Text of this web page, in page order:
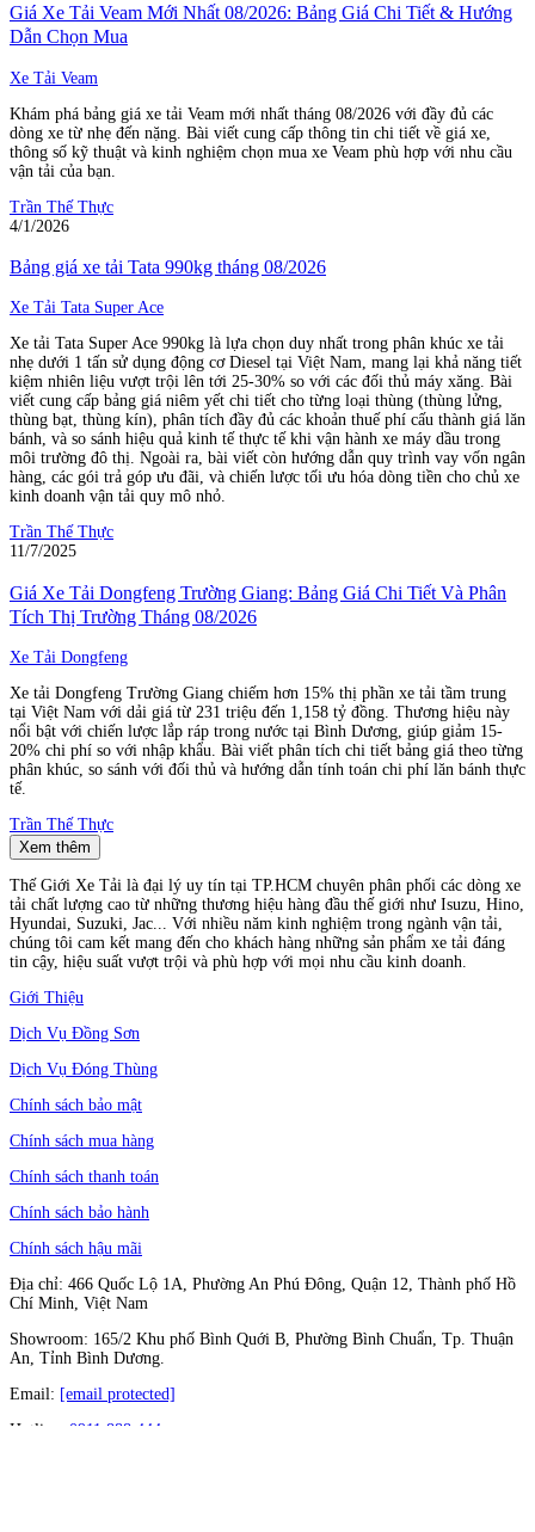
Giá Xe Tải Veam Mới Nhất 08/2026: Bảng Giá Chi Tiết & Hướng
Dẫn Chọn Mua
Xe Tải Veam
Khám phá bảng giá xe tải Veam mới nhất tháng 08/2026 với đầy đủ các
dòng xe từ nhẹ đến nặng. Bài viết cung cấp thông tin chi tiết về giá xe,
thông số kỹ thuật và kinh nghiệm chọn mua xe Veam phù hợp với nhu cầu
vận tải của bạn.
Trần Thế Thực
4/1/2026
Bảng giá xe tải Tata 990kg tháng 08/2026
Xe Tải Tata Super Ace
Xe tải Tata Super Ace 990kg là lựa chọn duy nhất trong phân khúc xe tải
nhẹ dưới 1 tấn sử dụng động cơ Diesel tại Việt Nam, mang lại khả năng tiết
kiệm nhiên liệu vượt trội lên tới 25-30% so với các đối thủ máy xăng. Bài
viết cung cấp bảng giá niêm yết chi tiết cho từng loại thùng (thùng lửng,
thùng bạt, thùng kín), phân tích đầy đủ các khoản thuế phí cấu thành giá lăn
bánh, và so sánh hiệu quả kinh tế thực tế khi vận hành xe máy dầu trong
môi trường đô thị. Ngoài ra, bài viết còn hướng dẫn quy trình vay vốn ngân
hàng, các gói trả góp ưu đãi, và chiến lược tối ưu hóa dòng tiền cho chủ xe
kinh doanh vận tải quy mô nhỏ.
Trần Thế Thực
11/7/2025
Giá Xe Tải Dongfeng Trường Giang: Bảng Giá Chi Tiết Và Phân
Tích Thị Trường Tháng 08/2026
Xe Tải Dongfeng
Xe tải Dongfeng Trường Giang chiếm hơn 15% thị phần xe tải tầm trung
tại Việt Nam với dải giá từ 231 triệu đến 1,158 tỷ đồng. Thương hiệu này
nổi bật với chiến lược lắp ráp trong nước tại Bình Dương, giúp giảm 15-
20% chi phí so với nhập khẩu. Bài viết phân tích chi tiết bảng giá theo từng
phân khúc, so sánh với đối thủ và hướng dẫn tính toán chi phí lăn bánh thực
tế.
Trần Thế Thực
Xem thêm
Thế Giới Xe Tải là đại lý uy tín tại TP.HCM chuyên phân phối các dòng xe
tải chất lượng cao từ những thương hiệu hàng đầu thế giới như Isuzu, Hino,
Hyundai, Suzuki, Jac... Với nhiều năm kinh nghiệm trong ngành vận tải,
chúng tôi cam kết mang đến cho khách hàng những sản phẩm xe tải đáng
tin cậy, hiệu suất vượt trội và phù hợp với mọi nhu cầu kinh doanh.
Giới Thiệu
Dịch Vụ Đồng Sơn
Dịch Vụ Đóng Thùng
Chính sách bảo mật
Chính sách mua hàng
Chính sách thanh toán
Chính sách bảo hành
Chính sách hậu mãi
Địa chỉ: 466 Quốc Lộ 1A, Phường An Phú Đông, Quận 12, Thành phố Hồ
Chí Minh, Việt Nam
Showroom: 165/2 Khu phố Bình Quới B, Phường Bình Chuẩn, Tp. Thuận
An, Tỉnh Bình Dương.
Email: [email protected]
Hotline: 0911 888 444